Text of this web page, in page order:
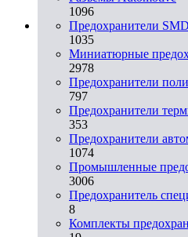
1096
Предохранители SMD
1035
Миниатюрные
2978
Предохранители
797
Предохранители
353
Предохранители
1074
Промышленные
3006
Предохранитель
8
Комплекты